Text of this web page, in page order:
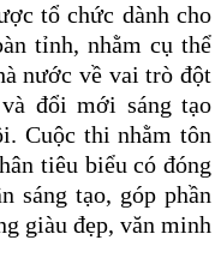
tổ chức dành cho
tỉnh, nhằm cụ thể
nước về vai trò đột
đổi mới sáng tạo
Cuộc thi nhằm tôn
tiêu biểu có đóng
sáng tạo, góp phần
giàu đẹp, văn minh